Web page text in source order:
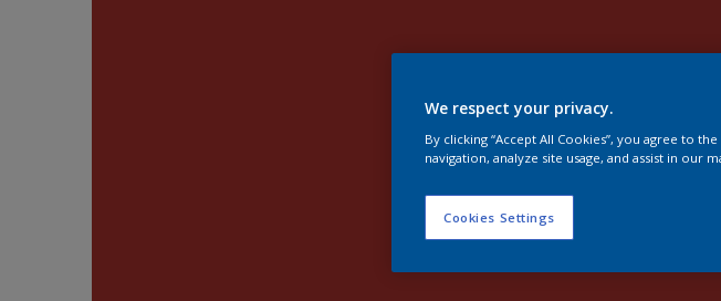
We respect your privacy.
By clicking “Accept All Cookies”, you agree to
navigation, analyze site usage, and assist in our
Cookies Settings